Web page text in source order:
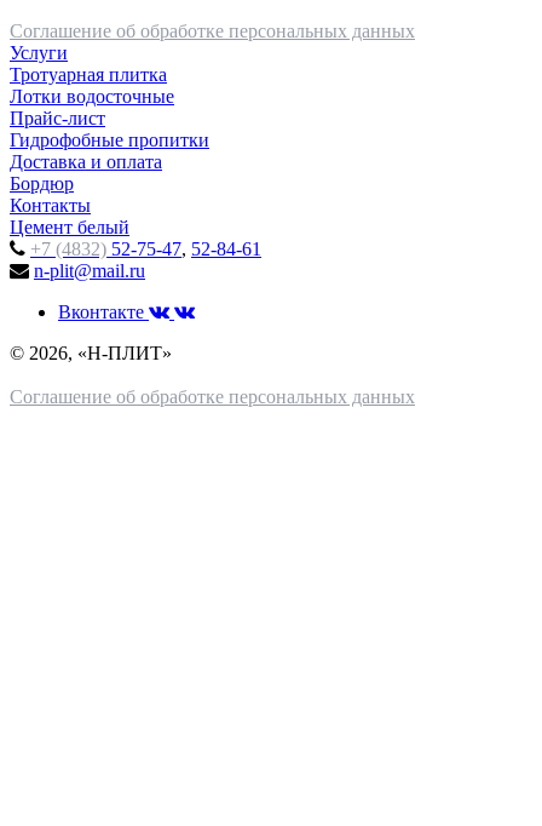
Соглашение об обработке персональных данных
Услуги
Тротуарная плитка
Лотки водосточные
Прайс-лист
Гидрофобные пропитки
Доставка и оплата
Бордюр
Контакты
Цемент белый
+7 (4832) 52-75-47, 52-84-61
n-plit@mail.ru
Вконтакте
© 2026, «Н-ПЛИТ»
Соглашение об обработке персональных данных